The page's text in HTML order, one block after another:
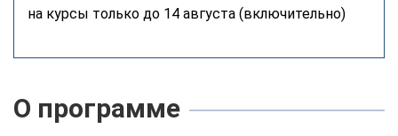
на курсы только до 14 августа (включительно)
О программе